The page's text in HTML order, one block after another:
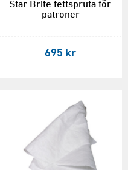
Star Brite fettspruta för
patroner
695 kr